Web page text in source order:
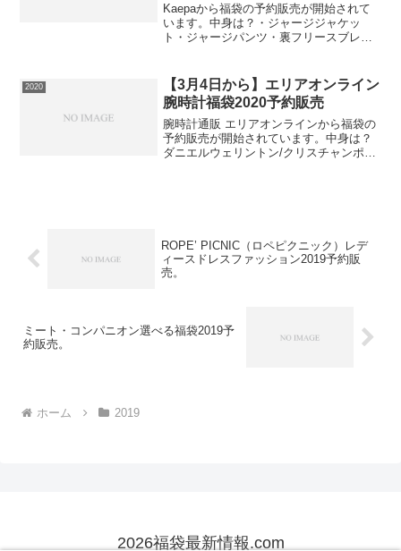
Kaepaから福袋の予約販売が開始されて
います。中身は？・ジャージジャケッ
ト・ジャージパンツ・裏フリースブレー
（おまけ）2021年 Kaepa ケイパお得すぎ
る5点セット...
2020
【3月4日から】エリアオンライン
腕時計福袋2020予約販売
腕時計通販 エリアオンラインから福袋の
予約販売が開始されています。中身は？
ダニエルウェリントン/クリスチャンポー
ROPE’ PICNIC（ロペピクニック）レデ
ィースドレスファッション2019予約販
売。
ミート・コンパニオン選べる福袋2019予
約販売。
ホーム 2019
2026福袋最新情報.com